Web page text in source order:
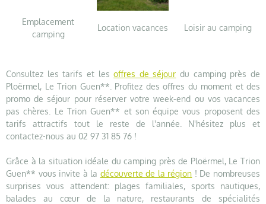
Emplacement
camping
Location vacances Loisir au camping
Consultez les tarifs et lesoffres de séjour du camping près de
Ploërmel, Le Trion Guen**. Profitez des offres du moment et des
promo de séjour pour réserver votre week-end ou vos vacances
pas chères. Le Trion Guen** et son équipe vous proposent des
tarifs attractifs tout le reste de l'année. N'hésitez plus et
contactez-nous au 02 97 31 85 76 !
Grâce à la situation idéale du camping près de Ploërmel, Le Trion
Guen** vous invite à la découverte de la région ! De nombreuses
surprises vous attendent: plages familiales, sports nautiques,
balades au cœur de la nature, restaurants de spécialités